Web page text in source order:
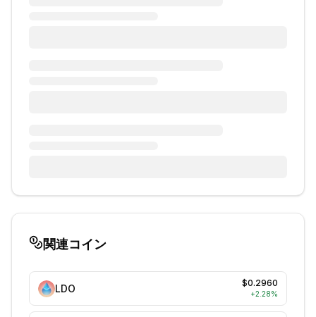
関連コイン
LDO $0.2960
+2.28%